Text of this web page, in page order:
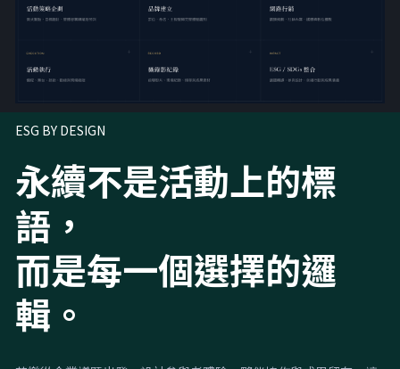
ESG BY DESIGN
永續不是活動上的標
語，
而是每一個選擇的邏
輯。